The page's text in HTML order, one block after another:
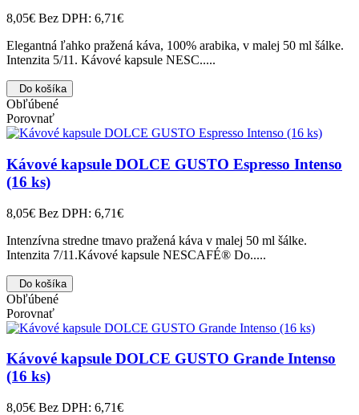
8,05€ Bez DPH: 6,71€
Elegantná ľahko pražená káva, 100% arabika, v malej 50 ml šálke.
Intenzita 5/11. Kávové kapsule NESC.....
Do košíka
Obľúbené
Porovnať
Kávové kapsule DOLCE GUSTO Espresso Intenso
(16 ks)
8,05€ Bez DPH: 6,71€
Intenzívna stredne tmavo pražená káva v malej 50 ml šálke.
Intenzita 7/11.Kávové kapsule NESCAFÉ® Do.....
Do košíka
Obľúbené
Porovnať
Kávové kapsule DOLCE GUSTO Grande Intenso
(16 ks)
8,05€ Bez DPH: 6,71€